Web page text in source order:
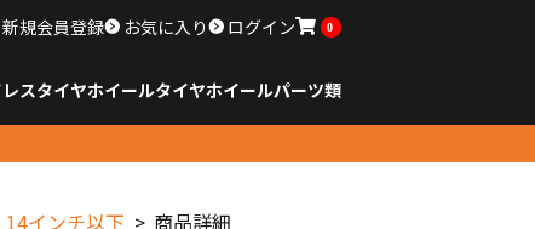
新規会員登録 お気に入り ログイン 0
スタイヤホイールタイヤホイールパーツ類
14インチ以下 商品詳細